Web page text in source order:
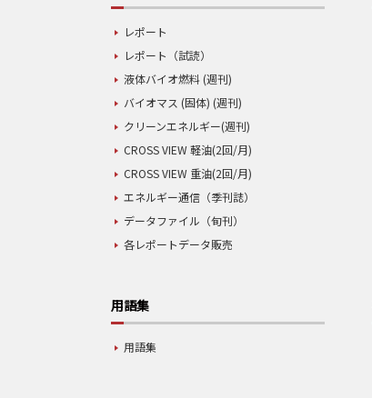
レポート
レポート（試読）
液体バイオ燃料 (週刊)
バイオマス (固体) (週刊)
クリーンエネルギー(週刊)
CROSS VIEW 軽油(2回/月)
CROSS VIEW 重油(2回/月)
エネルギー通信（季刊誌）
データファイル（旬刊）
各レポートデータ販売
用語集
用語集